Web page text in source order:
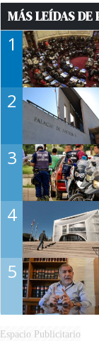
MÁS LEÍDAS DE
1
2
3
4
5
Espacio Publicitario